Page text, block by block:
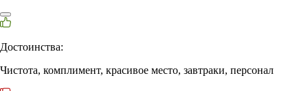
Достоинства:
Чистота, комплимент, красивое место, завтраки, персонал